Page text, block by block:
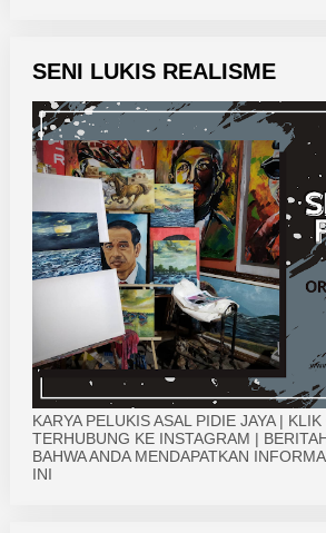
SENI LUKIS REALISME
KARYA PELUKIS ASAL PIDIE JAYA |
TERHUBUNG KE INSTAGRAM |
BAHWA ANDA MENDAPATKAN
INI